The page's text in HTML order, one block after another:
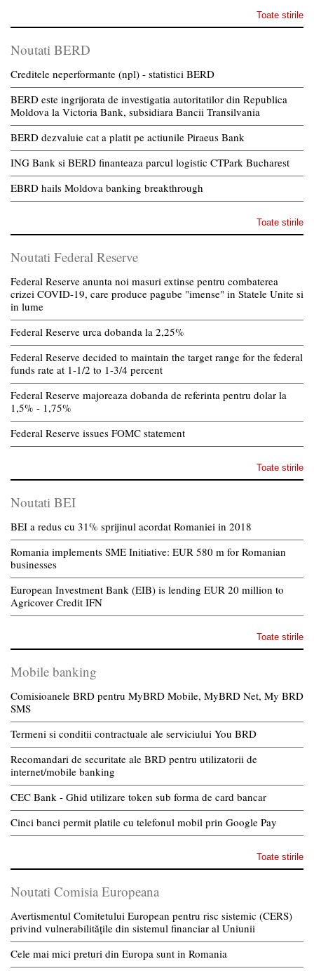
Toate stirile
Noutati BERD
Creditele neperformante (npl) - statistici BERD
BERD este ingrijorata de investigatia autoritatilor din Republica
Moldova la Victoria Bank, subsidiara Bancii Transilvania
BERD dezvaluie cat a platit pe actiunile Piraeus Bank
ING Bank si BERD finanteaza parcul logistic CTPark Bucharest
EBRD hails Moldova banking breakthrough
Toate stirile
Noutati Federal Reserve
Federal Reserve anunta noi masuri extinse pentru combaterea
crizei COVID-19, care produce pagube "imense" in Statele Unite si
in lume
Federal Reserve urca dobanda la 2,25%
Federal Reserve decided to maintain the target range for the federal
funds rate at 1-1/2 to 1-3/4 percent
Federal Reserve majoreaza dobanda de referinta pentru dolar la
1,5% - 1,75%
Federal Reserve issues FOMC statement
Toate stirile
Noutati BEI
BEI a redus cu 31% sprijinul acordat Romaniei in 2018
Romania implements SME Initiative: EUR 580 m for Romanian
businesses
European Investment Bank (EIB) is lending EUR 20 million to
Agricover Credit IFN
Toate stirile
Mobile banking
Comisioanele BRD pentru MyBRD Mobile, MyBRD Net, My BRD
SMS
Termeni si conditii contractuale ale serviciului You BRD
Recomandari de securitate ale BRD pentru utilizatorii de
internet/mobile banking
CEC Bank - Ghid utilizare token sub forma de card bancar
Cinci banci permit platile cu telefonul mobil prin Google Pay
Toate stirile
Noutati Comisia Europeana
Avertismentul Comitetului European pentru risc sistemic (CERS)
privind vulnerabilitățile din sistemul financiar al Uniunii
Cele mai mici preturi din Europa sunt in Romania